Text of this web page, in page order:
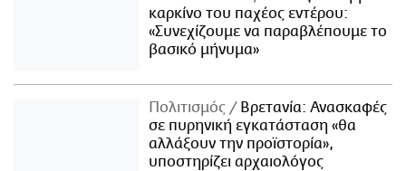
καρκίνο του παχέος εντέρου:
«Συνεχίζουμε να παραβλέπουμε το
βασικό μήνυμα»
Πολιτισμός
Βρετανία: Ανασκαφές
σε πυρηνική εγκατάσταση «θα
αλλάξουν την προϊστορία»,
υποστηρίζει αρχαιολόγος